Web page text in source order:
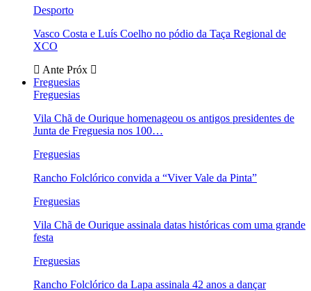
Desporto
Vasco Costa e Luís Coelho no pódio da Taça Regional de
XCO
Ante Próx
Freguesias
Freguesias
Vila Chã de Ourique homenageou os antigos presidentes de
Junta de Freguesia nos 100…
Freguesias
Rancho Folclórico convida a “Viver Vale da Pinta”
Freguesias
Vila Chã de Ourique assinala datas históricas com uma grande
festa
Freguesias
Rancho Folclórico da Lapa assinala 42 anos a dançar